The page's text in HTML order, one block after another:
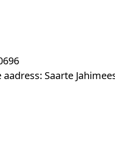
Saarte